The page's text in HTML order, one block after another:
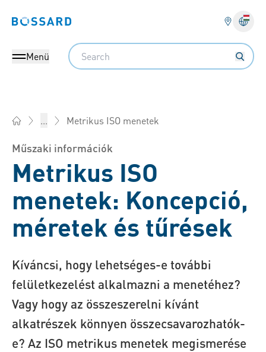
Bossard homepage
Menü
Search
... Metrikus ISO menetek
Műszaki információk
Metrikus ISO
menetek: Koncepció,
méretek és tűrések
Kíváncsi, hogy lehetséges-e további
felületkezelést alkalmazni a menetéhez?
Vagy hogy az összeszerelni kívánt
alkatrészek könnyen összecsavarozhatók-
e? Az ISO metrikus menetek megismerése